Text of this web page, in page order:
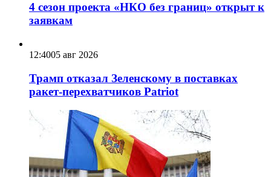
4 сезон проекта «НКО без границ» открыт к
заявкам
12:4005 авг 2026
Трамп отказал Зеленскому в поставках
ракет-перехватчиков Patriot